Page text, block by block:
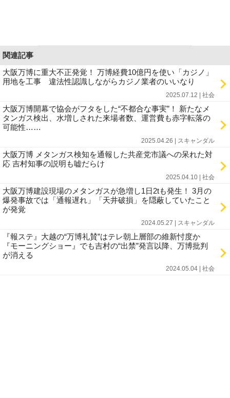
関連記事
大阪万博に重大不正発覚！ 万博経費10億円を使い「カジノ」
用地を工事 違法性認識しながらカジノ業者のいいなり
2025.07.12 | 社会
大阪万博開幕で協会がフタをした“不都合な事実”！ 新たなメ
タンガス検出、水増しされた来場者数、運営費も赤字転落の
可能性……
2025.04.26 | スキャンダル
大阪万博 メタンガス検知を通報した共産党市議への呆れた対
応 吉村知事の説明も嘘だらけ
2025.04.10 | 社会
大阪万博建設現場のメタンガスが急増し1日2tも発生！ 3月の
爆発事故では「通報遅れ」「天井破損」を隠蔽していたこと
が発覚
2024.05.27 | スキャンダル
『報ステ』大越の“万博礼賛”はテレ朝上層部の維新忖度か
『モーニングショー』でも吉村の“出禁”発言以降、万博批判
が消える
2024.05.04 | 社会